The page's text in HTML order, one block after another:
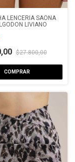
LENCERIA SAONA
LIVIANO
$27.800,00
COMPRAR